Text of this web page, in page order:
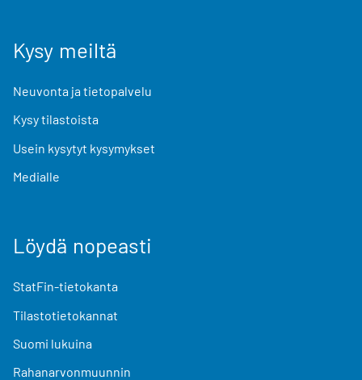
Kysy meiltä
Neuvonta ja tietopalvelu
Kysy tilastoista
Usein kysytyt kysymykset
Medialle
Löydä nopeasti
StatFin-tietokanta
Tilastotietokannat
Suomi lukuina
Rahanarvonmuunnin